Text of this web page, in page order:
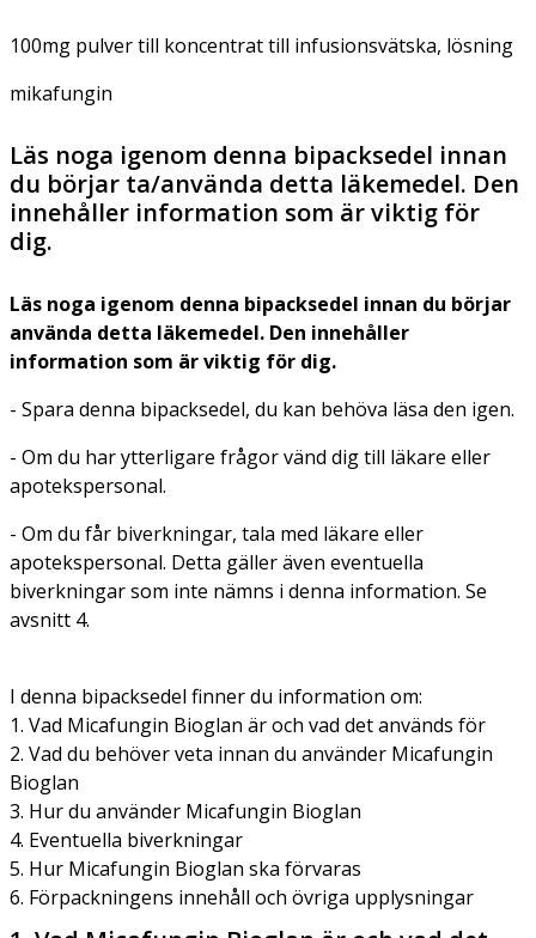
100mg pulver till koncentrat till infusionsvätska, lösning
mikafungin
Läs noga igenom denna bipacksedel innan
du börjar ta/använda detta läkemedel. Den
innehåller information som är viktig för
dig.
Läs noga igenom denna bipacksedel innan du börjar
använda detta läkemedel. Den innehåller
information som är viktig för dig.
- Spara denna bipacksedel, du kan behöva läsa den igen.
- Om du har ytterligare frågor vänd dig till läkare eller
apotekspersonal.
- Om du får biverkningar, tala med läkare eller
apotekspersonal. Detta gäller även eventuella
biverkningar som inte nämns i denna information. Se
avsnitt 4.
I denna bipacksedel finner du information om:
1. Vad Micafungin Bioglan är och vad det används för
2. Vad du behöver veta innan du använder Micafungin
Bioglan
3. Hur du använder Micafungin Bioglan
4. Eventuella biverkningar
5. Hur Micafungin Bioglan ska förvaras
6. Förpackningens innehåll och övriga upplysningar